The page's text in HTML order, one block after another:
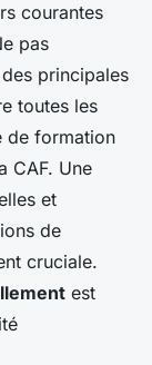
courantes
pas
principales
toutes les
de formation
CAF. Une
et
de
cruciale.
est